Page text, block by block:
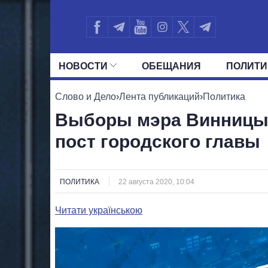
НОВОСТИ ОБЕЩАНИЯ
ВСЕ ПОЛИТИКИ ПРЕЗИДЕНТ И
Слово и Дело›Лента публикаций›Политика
Выборы мэра
пост городского главы
ПОЛИТИКА 22 августа 2020, 10:04
Читати українською